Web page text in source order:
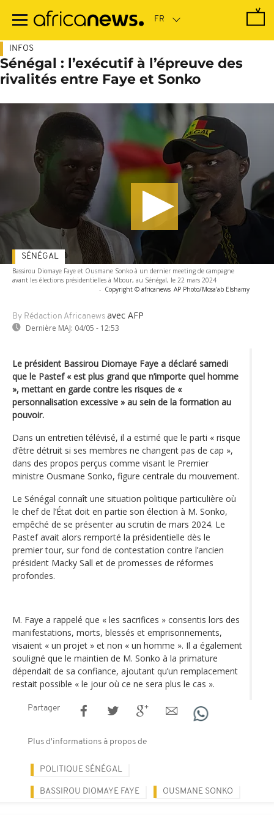
contenu
INFOS
Sénégal : l’exécutif à l’épreuve des
rivalités entre Faye et Sonko
Bassirou Diomaye Faye et Ousmane Sonko à un dernier meeting de campagne
avant les élections présidentielles à Mbour, au Sénégal, le 22 mars 2024
- Copyright © africanews AP Photo/Mosa'ab Elshamy
By Rédaction Africanews avec AFP
Dernière MAJ: 04/05 - 12:53
SÉNÉGAL
Le président Bassirou Diomaye Faye a déclaré samedi
que le Pastef « est plus grand que n’importe quel homme
», mettant en garde contre les risques de «
personnalisation excessive » au sein de la formation au
pouvoir.
Dans un entretien télévisé, il a estimé que le parti « risque
d’être détruit si ses membres ne changent pas de cap »,
dans des propos perçus comme visant le Premier
ministre Ousmane Sonko, figure centrale du mouvement.
Le Sénégal connaît une situation politique particulière où
le chef de l’État doit en partie son élection à M. Sonko,
empêché de se présenter au scrutin de mars 2024. Le
Pastef avait alors remporté la présidentielle dès le
premier tour, sur fond de contestation contre l’ancien
président Macky Sall et de promesses de réformes
profondes.
M. Faye a rappelé que « les sacrifices » consentis lors des
manifestations, morts, blessés et emprisonnements,
visaient « un projet » et non « un homme ». Il a également
souligné que le maintien de M. Sonko à la primature
dépendait de sa confiance, ajoutant qu’un remplacement
restait possible « le jour où ce ne sera plus le cas ».
Partager
Plus d'informations à propos de
POLITIQUE SÉNÉGAL
BASSIROU DIOMAYE FAYE OUSMANE SONKO